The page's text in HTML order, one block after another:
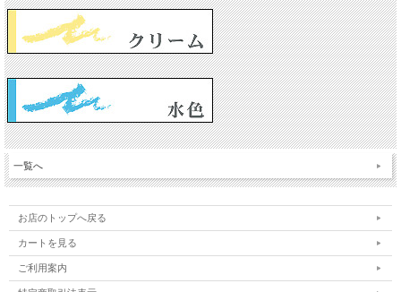
一覧へ
お店のトップへ戻る
カートを見る
ご利用案内